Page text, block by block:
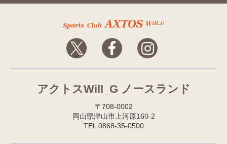
アクトスWill_G ノースランド
〒708-0002
岡山県津山市上河原160-2
TEL 0868-35-0500